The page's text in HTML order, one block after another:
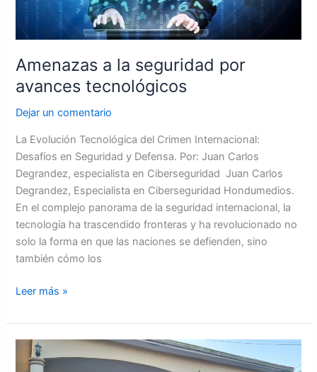
Amenazas a la seguridad por
avances tecnológicos
Dejar un comentario
La Evolución Tecnológica del Crimen Internacional:
Desafíos en Seguridad y Defensa. Por: Juan Carlos
Degrandez, especialista en Ciberseguridad Juan Carlos
Degrandez, Especialista en Ciberseguridad Hondumedios.
En el complejo panorama de la seguridad internacional, la
tecnología ha trascendido fronteras y ha revolucionado no
solo la forma en que las naciones se defienden, sino
también cómo los
Leer más »
ejecuta